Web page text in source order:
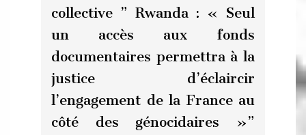
collective ” Rwanda : « Seul
un accès aux fonds
documentaires permettra à la
justice d’éclaircir
l’engagement de la France au
côté des génocidaires »”